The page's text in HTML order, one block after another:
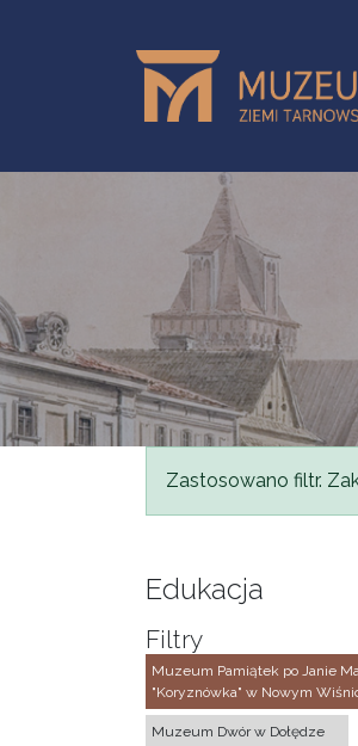
Komunikat
Zastosowano filtr.
Edukacja
Filtry
Muzeum Pamiątek po Janie
"Koryznówka" w Nowym
Muzeum Dwór w Dołędze